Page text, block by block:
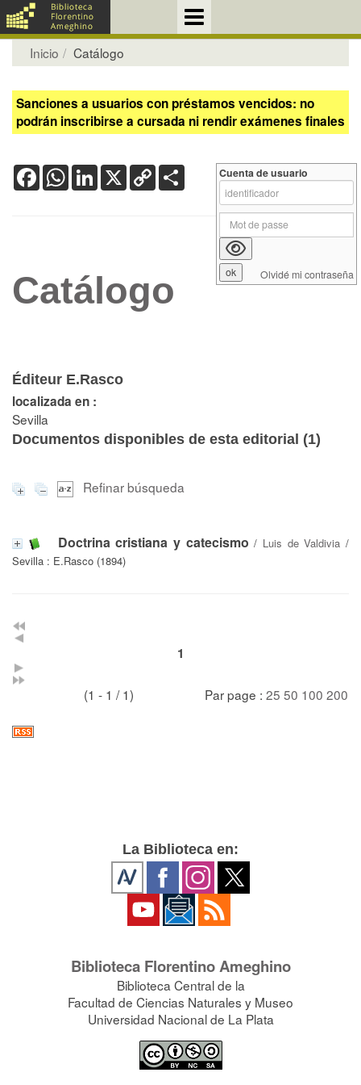
Inicio Catálogo
Sanciones a usuarios con préstamos vencidos: no
podrán inscribirse a cursada ni rendir exámenes finales
FacebookWhatsApp
LinkedIn
X Copy
Link
Catálogo
Éditeur E.Rasco
localizada en :
Sevilla
Documentos disponibles de esta editorial (1)
Refinar búsqueda
Doctrina cristiana y catecismo / Luis de Valdivia /
Sevilla : E.Rasco (1894)
1
(1 - 1 / 1) Par page : 25 50 100 200
Cuenta de usuario
Olvidé mi contraseña
La Biblioteca en:
Biblioteca Florentino Ameghino
Biblioteca Central de la
Facultad de Ciencias Naturales y Museo
Universidad Nacional de La Plata